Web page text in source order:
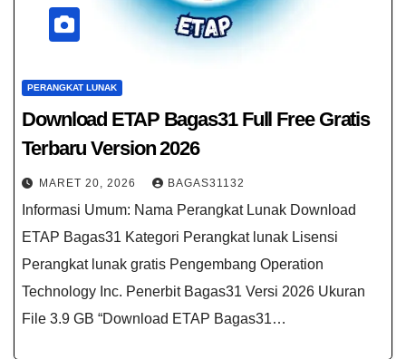
PERANGKAT LUNAK
Download ETAP Bagas31 Full Free Gratis
Terbaru Version 2026
MARET 20, 2026 BAGAS31132
Informasi Umum: Nama Perangkat Lunak Download
ETAP Bagas31 Kategori Perangkat lunak Lisensi
Perangkat lunak gratis Pengembang Operation
Technology Inc. Penerbit Bagas31 Versi 2026 Ukuran
File 3.9 GB “Download ETAP Bagas31…